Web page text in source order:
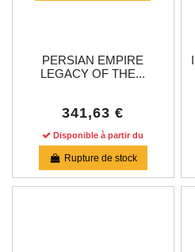
PERSIAN EMPIRE
LEGACY OF THE...
341,63 €
Disponible à partir du
Rupture de stock